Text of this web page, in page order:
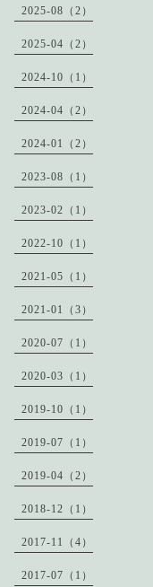
2025-08（2）
2025-04（2）
2024-10（1）
2024-04（2）
2024-01（2）
2023-08（1）
2023-02（1）
2022-10（1）
2021-05（1）
2021-01（3）
2020-07（1）
2020-03（1）
2019-10（1）
2019-07（1）
2019-04（2）
2018-12（1）
2017-11（4）
2017-07（1）